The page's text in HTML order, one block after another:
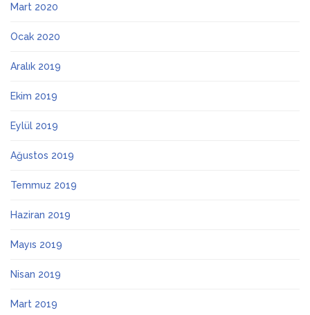
Mart 2020
Ocak 2020
Aralık 2019
Ekim 2019
Eylül 2019
Ağustos 2019
Temmuz 2019
Haziran 2019
Mayıs 2019
Nisan 2019
Mart 2019